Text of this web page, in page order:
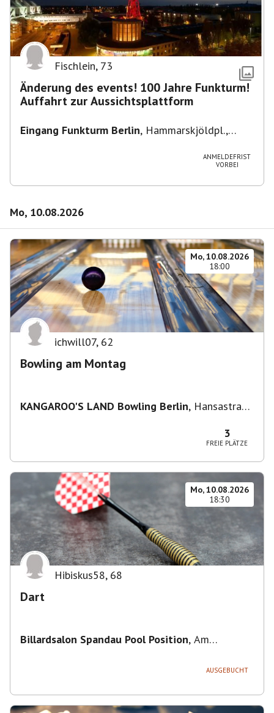
Fischlein, 73
Änderung des events! 100 Jahre Funkturm!
Auffahrt zur Aussichtsplattform
Eingang Funkturm Berlin, Hammarskjöldpl.,
ANMELDEFRIST
VORBEI
Mo, 10.08.2026
Mo, 10.08.2026
18:00
ichwill07, 62
Bowling am Montag
KANGAROO'S LAND Bowling Berlin, Hansastraße
3
FREIE PLÄTZE
Mo, 10.08.2026
18:30
Hibiskus58, 68
Dart
Billardsalon Spandau Pool Position, Am
AUSGEBUCHT